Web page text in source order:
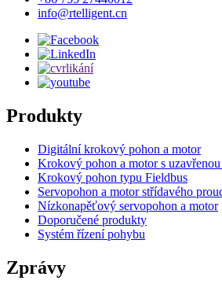
info@rtelligent.cn
Produkty
Digitální krokový pohon a motor
Krokový pohon a motor s
Krokový pohon typu Fieldbus
Servopohon a motor střídavého
Nízkonapěťový servopohon a motor
Doporučené produkty
Systém řízení pohybu
Zprávy